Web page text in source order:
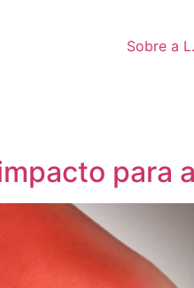
Sobre a
para